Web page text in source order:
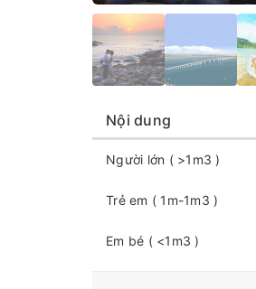
Nội dung
Người lớn ( >1m3 )
Trẻ em ( 1m-1m3 )
Em bé ( <1m3 )